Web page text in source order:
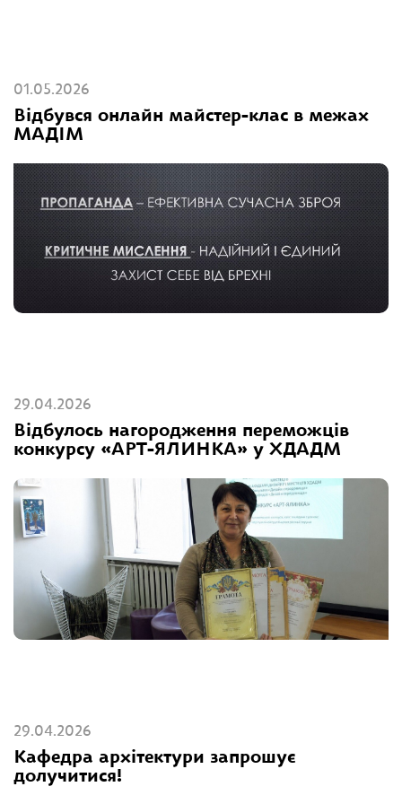
01.05.2026
Відбувся онлайн майстер-клас в межах
МАДІМ
29.04.2026
Відбулось нагородження переможців
конкурсу «АРТ-ЯЛИНКА» у ХДАДМ
29.04.2026
Кафедра архітектури запрошує
долучитися!